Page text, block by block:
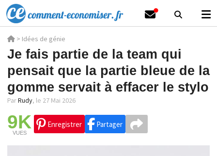
> Idées de génie
Je fais partie de la team qui
pensait que la partie bleue de la
gomme servait à effacer le stylo
ParRudy, le 27 Mai 2026
9K
VUES
Enregistrer Partager